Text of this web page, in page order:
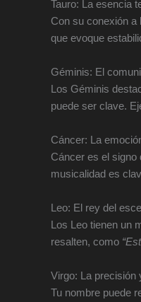
Tauro: La esencia
Con su conexión a
que evoque
Géminis: El
Los Géminis
puede ser clave.
Cáncer: La
Cáncer es el
musicalidad es
Leo: El rey del
Los Leo tienen un
resalten, como
Virgo: La precisión
Tu nombre puede